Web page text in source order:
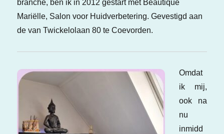
branche, ben ik in 2012 gestart met Beautique
Mariëlle, Salon voor Huidverbetering. Gevestigd aan
de van Twickelolaan 80 te Coevorden.
Omdat
ik mij,
ook na
nu
inmidd